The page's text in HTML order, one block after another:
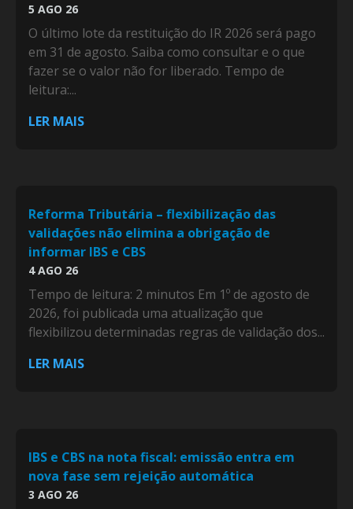
5 AGO 26
O último lote da restituição do IR 2026 será pago
em 31 de agosto. Saiba como consultar e o que
fazer se o valor não for liberado. Tempo de
leitura:...
LER MAIS
Reforma Tributária – flexibilização das
validações não elimina a obrigação de
informar IBS e CBS
4 AGO 26
Tempo de leitura: 2 minutos Em 1º de agosto de
2026, foi publicada uma atualização que
flexibilizou determinadas regras de validação dos...
LER MAIS
IBS e CBS na nota fiscal: emissão entra em
nova fase sem rejeição automática
3 AGO 26